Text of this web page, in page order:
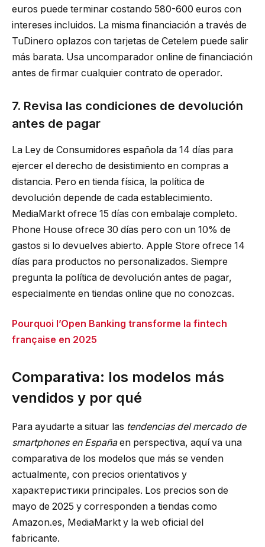
euros puede terminar costando 580-600 euros con
intereses incluidos. La misma financiación a través de
TuDinero oplazos con tarjetas de Cetelem puede salir
más barata. Usa uncomparador online de financiación
antes de firmar cualquier contrato de operador.
7. Revisa las condiciones de devolución
antes de pagar
La Ley de Consumidores española da 14 días para
ejercer el derecho de desistimiento en compras a
distancia. Pero en tienda física, la política de
devolución depende de cada establecimiento.
MediaMarkt ofrece 15 días con embalaje completo.
Phone House ofrece 30 días pero con un 10% de
gastos si lo devuelves abierto. Apple Store ofrece 14
días para productos no personalizados. Siempre
pregunta la política de devolución antes de pagar,
especialmente en tiendas online que no conozcas.
Pourquoi l’Open Banking transforme la fintech
française en 2025
Comparativa: los modelos más
vendidos y por qué
Para ayudarte a situar las tendencias del mercado de
smartphones en Españaen perspectiva, aquí va una
comparativa de los modelos que más se venden
actualmente, con precios orientativos y
характеристики principales. Los precios son de
mayo de 2025 y corresponden a tiendas como
Amazon.es, MediaMarkt y la web oficial del
fabricante.